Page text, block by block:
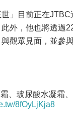
」目前正在JTBC
外，他也將透過
與觀眾見面，並參
、玻尿酸水凝霜
8fOyLjKja8